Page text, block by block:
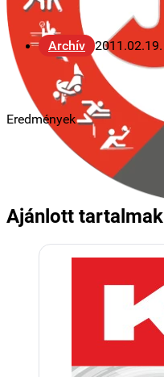
Archív 2011.02.19.
Eredmények
Ajánlott tartalmak